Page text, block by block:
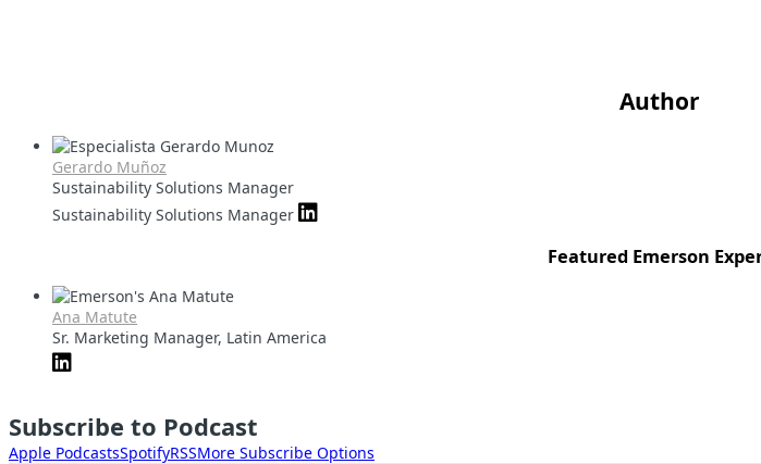
Author
Gerardo Muñoz
Sustainability Solutions Manager
Sustainability Solutions Manager
Featured Emerson
Ana Matute
Sr. Marketing Manager, Latin America
Subscribe to Podcast
Apple PodcastsSpotifyRSSMore Subscribe Options